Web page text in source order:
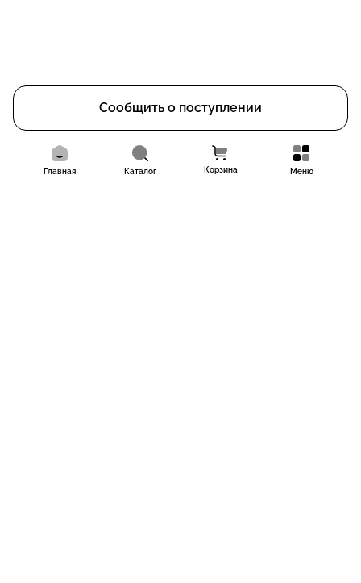
Сообщить о поступлении
Главная Каталог Корзина Меню